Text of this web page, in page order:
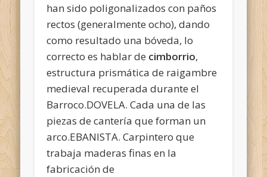
han sido poligonalizados con paños
rectos (generalmente ocho), dando
como resultado una bóveda, lo
correcto es hablar de cimborrio,
estructura prismática de raigambre
medieval recuperada durante el
Barroco.DOVELA. Cada una de las
piezas de cantería que forman un
arco.EBANISTA. Carpintero que
trabaja maderas finas en la
fabricación de